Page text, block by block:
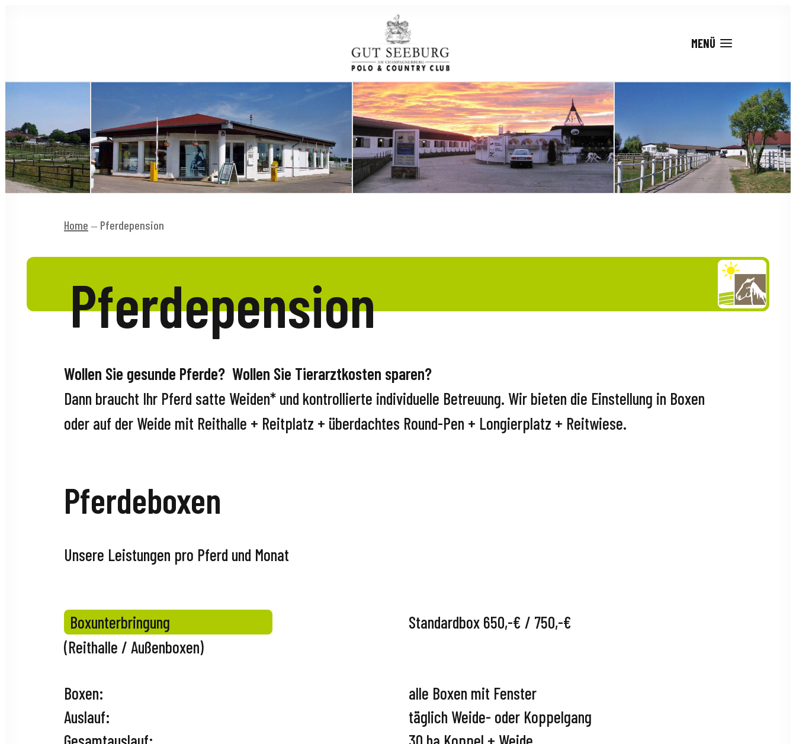
Home Pferdepension
Pferdepension
Wollen Sie gesunde Pferde? Wollen Sie Tierarztkosten sparen?
Dann braucht Ihr Pferd satte Weiden* und kontrollierte individuelle Betreuung. Wir bieten die Einstellung in Boxen
oder auf der Weide mit Reithalle + Reitplatz + überdachtes Round-Pen + Longierplatz + Reitwiese.
Pferdeboxen
Unsere Leistungen pro Pferd und Monat
Boxunterbringung
(Reithalle / Außenboxen)
Standardbox 650,-€ / 750,-€
Boxen:
alle Boxen mit Fenster
Auslauf:
täglich Weide- oder Koppelgang